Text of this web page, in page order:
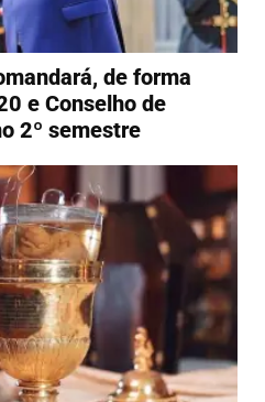
de forma
e Conselho de
2º semestre